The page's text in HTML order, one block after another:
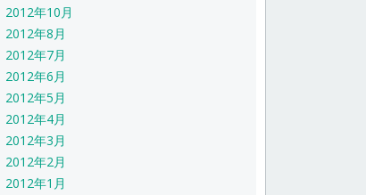
2012年10月
2012年8月
2012年7月
2012年6月
2012年5月
2012年4月
2012年3月
2012年2月
2012年1月